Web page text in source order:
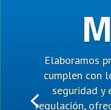
Elaboramos
cumplen con
seguridad y
regulación,